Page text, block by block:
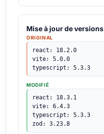
Mise à jour de versions
ORIGINAL
react: 18.2.0
vite: 5.0.0
typescript: 5.3.3
MODIFIÉ
react: 18.3.1
vite: 6.4.3
typescript: 5.3.3
zod: 3.23.8